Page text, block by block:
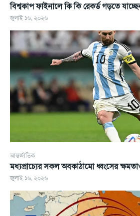
বিশ্বকাপ ফাইনালে কি কি রেকর্ড গড়তে
জুলাই ১৬, ২০২৬
আন্তর্জাতিক
মধ্যপ্রাচ্যের সকল অবকাঠামো ধ্বংসের
জুলাই ১৬, ২০২৬